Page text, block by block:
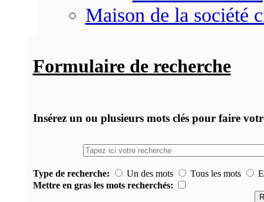
Maison de la société
Formulaire de recherche
Insérez un ou plusieurs mots clés pour faire
Type de recherche: Un des mots Tous les mots
Mettre en gras les mots recherchés: